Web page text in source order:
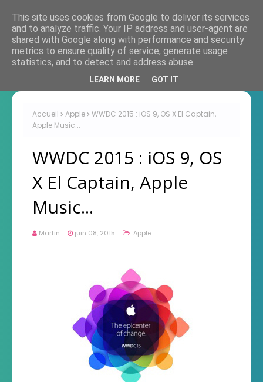
Accueil Apple
WWDC 2015 : iOS 9, OS X El Captain,
Apple Music...
WWDC 2015 : iOS 9, OS
X El Captain, Apple
Music...
Martin juin 08, 2015 Apple
This site uses cookies from Google to deliver its services
and to analyze traffic. Your IP address and user-agent are
shared with Google along with performance and security
metrics to ensure quality of service, generate usage
statistics, and to detect and address abuse.
LEARN MORE GOT IT